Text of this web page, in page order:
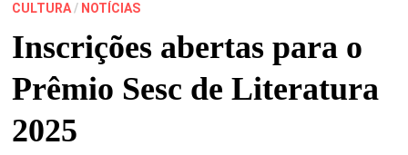
CULTURA/ NOTÍCIAS
Inscrições abertas para o
Prêmio Sesc de Literatura
2025